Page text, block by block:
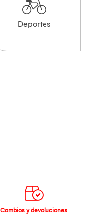
Deportes
Cambios y devoluciones